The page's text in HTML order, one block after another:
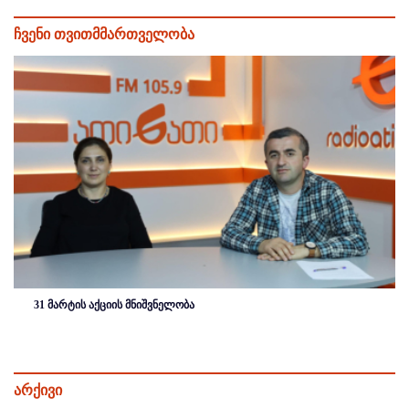
ჩვენი თვითმმართველობა
31 მარტის აქციის მნიშვნელობა
არქივი